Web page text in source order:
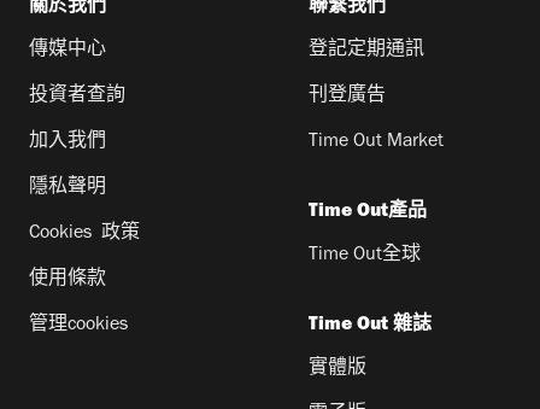
關於我們
傳媒中心
投資者查詢
加入我們
隱私聲明
Cookies 政策
使用條款
管理cookies
聯繫我們
登記定期通訊
刊登廣告
Time Out Market
Time Out產品
Time Out全球
Time Out 雜誌
實體版